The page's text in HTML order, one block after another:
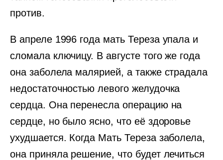
против.
В апреле 1996 года мать Тереза упала и
сломала ключицу. В августе того же года
она заболела малярией, а также страдала
недостаточностью левого желудочка
сердца. Она перенесла операцию на
сердце, но было ясно, что её здоровье
ухудшается. Когда Мать Тереза заболела,
она приняла решение, что будет лечиться